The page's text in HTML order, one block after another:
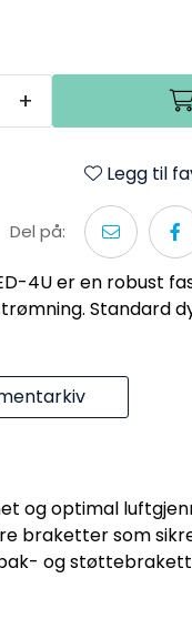
+
Legg til
Del på:
4U er en robust
Standard
og optimal
braketter som
og